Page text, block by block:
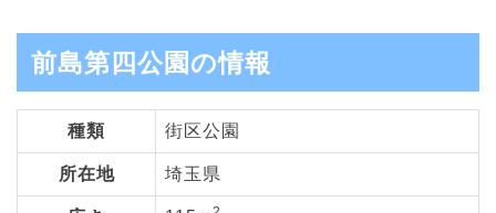
前島第四公園の情報
種類 街区公園
所在地 埼玉県